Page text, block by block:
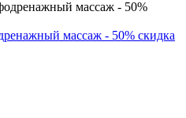
массаж - 50% скидка